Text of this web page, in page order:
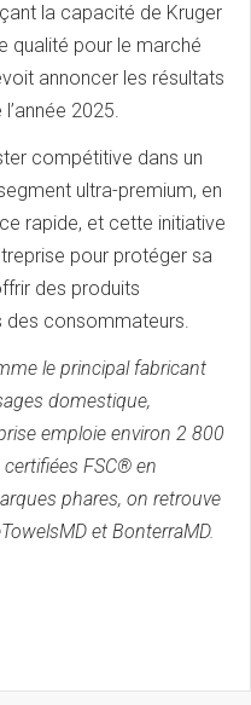
la capacité de Kruger
qualité pour le marché
annoncer les résultats
2025.
compétitive dans un
ultra-premium, en
rapide, et cette initiative
pour protéger sa
des produits
des consommateurs.
le principal fabricant
domestique,
emploie environ 2 800
FSC® en
phares, on retrouve
et BonterraMD.